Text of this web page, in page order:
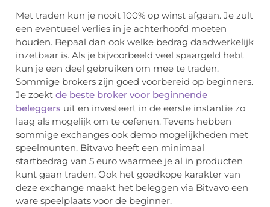
Met traden kun je nooit 100% op winst afgaan. Je zult
een eventueel verlies in je achterhoofd moeten
houden. Bepaal dan ook welke bedrag daadwerkelijk
inzetbaar is. Als je bijvoorbeeld veel spaargeld hebt
kun je een deel gebruiken om mee te traden.
Sommige brokers zijn goed voorbereid op beginners.
Je zoekt de beste broker voor beginnende
beleggers uit en investeert in de eerste instantie zo
laag als mogelijk om te oefenen. Tevens hebben
sommige exchanges ook demo mogelijkheden met
speelmunten. Bitvavo heeft een minimaal
startbedrag van 5 euro waarmee je al in producten
kunt gaan traden. Ook het goedkope karakter van
deze exchange maakt het beleggen via Bitvavo een
ware speelplaats voor de beginner.